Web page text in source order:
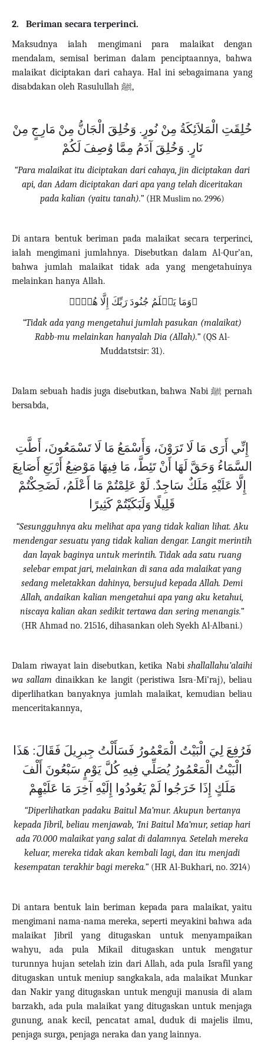
2.
Beriman secara terperinci.
Maksudnya ialah mengimani para malaikat dengan
mendalam, semisal beriman dalam penciptaannya, bahwa
malaikat diciptakan dari cahaya.Hal ini sebagaimana yang
disabdakan oleh Rasulullah ﷺ,
خُلِقَتِ الْمَلاَئِكَةُ مِنْ نُورٍ. وَخُلِقَ الْجَانُّ مِنْ مَارِجٍ مِنْ
نَارٍ. وَخُلِقَ آدَمُ مِمَّا وُصِفَ لَكُمْ
“Para malaikat itu diciptakan dari cahaya, jin diciptakan dari
api, dan Adam diciptakan dari apa yang telah diceritakan
pada kalian (yaitu tanah).” (HR Muslim no. 2996)
Di antara bentuk beriman pada malaikat secara terperinci,
ialah mengimani jumlahnya. Disebutkan dalam Al-Qur’an,
bahwa jumlah malaikat tidak ada yang mengetahuinya
melainkan hanya Allah.
ﵟوَمَا يَعۡلَمُ جُنُودَ رَبِّكَ إِلَّا هُوَۚﵞ
“Tidak ada yang mengetahui jumlah pasukan (malaikat)
Rabb-mu melainkan hanyalah Dia (Allah).” (QS Al-
Muddatstsir: 31).
Dalam sebuah hadis juga disebutkan, bahwa Nabiﷺ pernah
bersabda,
‌إِنِّي ‌أَرَى ‌مَا ‌لَا ‌تَرَوْنَ، وَأَسْمَعُ مَا لَا تَسْمَعُونَ، أَطَّتِ
السَّمَاءُ وَحَقَّ لَهَا أَنْ تَئِطَّ، مَا فِيهَا مَوْضِعُ أَرْبَعِ أَصَابِعَ
إِلَّا عَلَيْهِ مَلَكٌ سَاجِدٌ. لَوْ عَلِمْتُمْ مَا أَعْلَمُ، لَضَحِكْتُمْ
قَلِيلًا وَلَبَكَيْتُمْ كَثِيرًا
“Sesungguhnya aku melihat apa yang tidak kalian lihat. Aku
mendengar sesuatu yang tidak kalian dengar. Langit merintih
dan layak baginya untuk merintih. Tidak ada satu ruang
selebar empat jari, melainkan di sana ada malaikat yang
sedang meletakkan dahinya, bersujud kepada Allah. Demi
Allah, andaikan kalian mengetahui apa yang aku ketahui,
niscaya kalian akan sedikit tertawa dan sering menangis.”
(HR Ahmad no. 21516, dihasankan oleh Syekh Al-Albani.)
Dalam riwayat lain disebutkan, ketika Nabi shallallahu’alaihi
wa sallamdinaikkan ke langit (peristiwa Isra-Mi’raj), beliau
diperlihatkan banyaknya jumlah malaikat, kemudian beliau
menceritakannya,
‌فَرُفِعَ ‌لِيَ ‌الْبَيْتُ ‌الْمَعْمُورُ فَسَأَلْتُ جِبرِيلَ فَقَالَ: هَذَا
الْبَيْتُ الْمَعْمُورُ يُصَلِّي فِيهِ كُلَّ يَوْمٍ سَبْعُونَ أَلْفَ
مَلَكٍ إِذَا خَرَجُوا لَمْ يَعُودُوا إِلَيْهِ آخِرَ مَا عَلَيْهِمْ
“Diperlihatkan padaku Baitul Ma’mur. Akupun bertanya
kepada Jibril, beliau menjawab, ‘Ini Baitul Ma’mur, setiap hari
ada 70.000 malaikat yang salat di dalamnya. Setelah mereka
keluar, mereka tidak akan kembali lagi, dan itu menjadi
kesempatan terakhir bagi mereka.”(HR Al-Bukhari, no. 3214)
Di antara bentuk lain beriman kepada para malaikat, yaitu
mengimani nama-nama mereka, seperti meyakini bahwa ada
malaikat Jibril yang ditugaskan untuk menyampaikan
wahyu, ada pula Mikail ditugaskan untuk mengatur
turunnya hujan setelah izin dari Allah, ada pula Israfil yang
ditugaskan untuk meniup sangkakala, ada malaikat Munkar
dan Nakir yang ditugaskan untuk menguji manusia di alam
barzakh, ada pula malaikat yang ditugaskan untuk menjaga
gunung, anak kecil, pencatat amal, duduk di majelis ilmu,
penjaga surga, penjaga neraka dan yang lainnya.